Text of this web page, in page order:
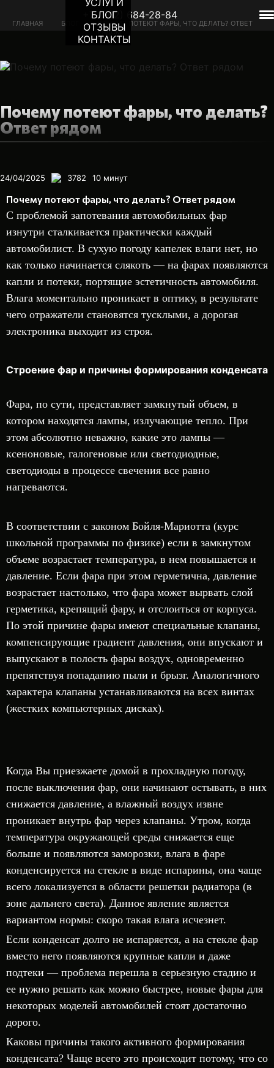
+7 (962) 684-28-84
УСЛУГИ
БЛОГ
ОТЗЫВЫ
КОНТАКТЫ
ГЛАВНАЯ БЛОГ
ПОЧЕМУ ПОТЕЮТ ФАРЫ, ЧТО ДЕЛАТЬ? ОТВЕТ
РЯДОМ
Почему потеют фары, что делать?
Ответ рядом
24/04/2025 3782 10 минут
Почему потеют фары, что делать? Ответ рядом
С проблемой запотевания автомобильных фар
изнутри сталкивается практически каждый
автомобилист. В сухую погоду капелек влаги нет, но
как только начинается слякоть — на фарах появляются
капли и потеки, портящие эстетичность автомобиля.
Влага моментально проникает в оптику, в результате
чего отражатели становятся тусклыми, а дорогая
электроника выходит из строя.
Строение фар и причины формирования конденсата
Фара, по сути, представляет замкнутый объем, в
котором находятся лампы, излучающие тепло. При
этом абсолютно неважно, какие это лампы —
ксеноновые, галогеновые или светодиодные,
светодиоды в процессе свечения все равно
нагреваются.
В соответствии с законом Бойля-Мариотта (курс
школьной программы по физике) если в замкнутом
объеме возрастает температура, в нем повышается и
давление. Если фара при этом герметична, давление
возрастает настолько, что фара может вырвать слой
герметика, крепящий фару, и отслоиться от корпуса.
По этой причине фары имеют специальные клапаны,
компенсирующие градиент давления, они впускают и
выпускают в полость фары воздух, одновременно
препятствуя попаданию пыли и брызг. Аналогичного
характера клапаны устанавливаются на всех винтах
(жестких компьютерных дисках).
Когда Вы приезжаете домой в прохладную погоду,
после выключения фар, они начинают остывать, в них
снижается давление, а влажный воздух извне
проникает внутрь фар через клапаны. Утром, когда
температура окружающей среды снижается еще
больше и появляются заморозки, влага в фаре
конденсируется на стекле в виде испарины, она чаще
всего локализуется в области решетки радиатора (в
зоне дальнего света). Данное явление является
вариантом нормы: скоро такая влага исчезнет.
Если конденсат долго не испаряется, а на стекле фар
вместо него появляются крупные капли и даже
подтеки — проблема перешла в серьезную стадию и
ее нужно решать как можно быстрее, новые фары для
некоторых моделей автомобилей стоят достаточно
дорого.
Каковы причины такого активного формирования
конденсата? Чаще всего это происходит потому, что со